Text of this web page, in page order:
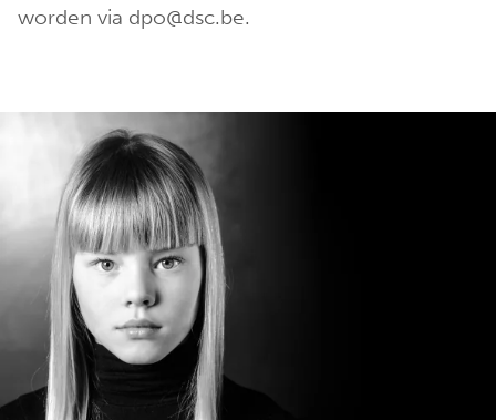
worden via dpo@dsc.be.